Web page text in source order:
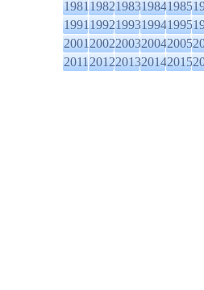
19811982198319841985
19911992199319941995
20012002200320042005
20112012201320142015